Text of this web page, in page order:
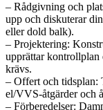
– Rådgivning och
upp och diskuterar
eller dold balk).
– Projektering:
upprättar kontrollplan
krävs.
– Offert och tidsplan:
el/VVS-åtgärder och
– Förberedelser: